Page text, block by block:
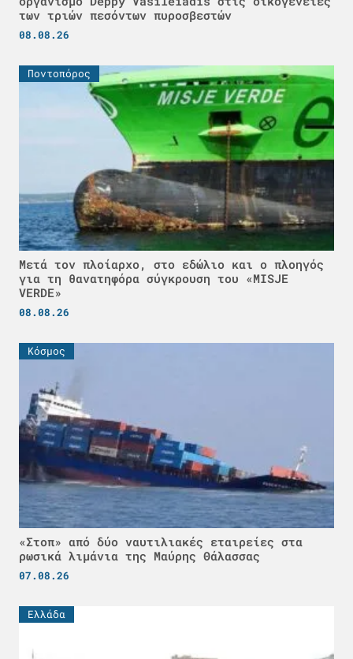
των τριών πεσόντων πυροσβεστών
08.08.26
Ποντοπόρος
Μετά τον πλοίαρχο, στο εδώλιο και ο πλοηγός
για τη θανατηφόρα σύγκρουση του «MISJE
VERDE»
08.08.26
Κόσμος
«Στοπ» από δύο ναυτιλιακές εταιρείες στα
ρωσικά λιμάνια της Μαύρης Θάλασσας
07.08.26
Ελλάδα